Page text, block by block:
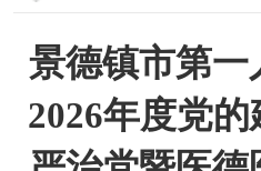
景德镇市第
2026年度党